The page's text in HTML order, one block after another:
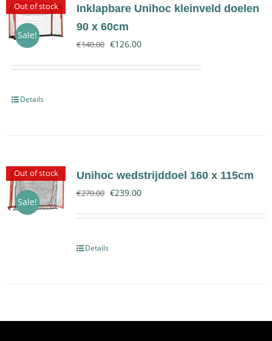
Out of stock
Sale!
Inklapbare Unihoc kleinveld doelen
90 x 60cm
€140.00 €126.00
Details
Out of stock
Sale!
Unihoc wedstrijddoel 160 x 115cm
€270.00 €239.00
Details